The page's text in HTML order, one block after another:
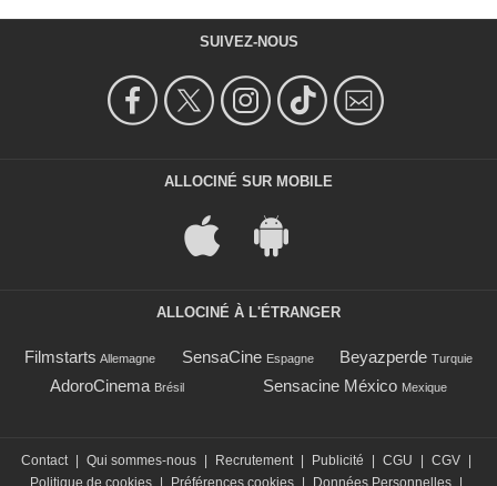
SUIVEZ-NOUS
ALLOCINÉ SUR MOBILE
ALLOCINÉ À L'ÉTRANGER
Filmstarts Allemagne SensaCine Espagne Beyazperde Turquie
AdoroCinema Brésil Sensacine México Mexique
Contact Qui sommes-nous Recrutement Publicité CGU CGV